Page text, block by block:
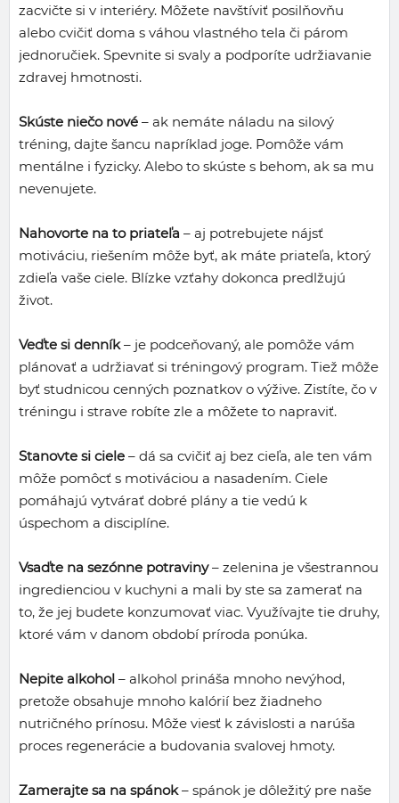
zacvičte si v interiéry. Môžete navštíviť posilňovňu
alebo cvičiť doma s váhou vlastného tela či párom
jednoručiek. Spevnite si svaly a podporíte udržiavanie
zdravej hmotnosti.
Skúste niečo nové – ak nemáte náladu na silový
tréning, dajte šancu napríklad joge. Pomôže vám
mentálne i fyzicky. Alebo to skúste s behom, ak sa mu
nevenujete.
Nahovorte na to priateľa – aj potrebujete nájsť
motiváciu, riešením môže byť, ak máte priateľa, ktorý
zdieľa vaše ciele. Blízke vzťahy dokonca predlžujú
život.
Veďte si denník– je podceňovaný, ale pomôže vám
plánovať a udržiavať si tréningový program. Tiež môže
byť studnicou cenných poznatkov o výžive. Zistíte, čo v
tréningu i strave robíte zle a môžete to napraviť.
Stanovte si ciele – dá sa cvičiť aj bez cieľa, ale ten vám
môže pomôcť s motiváciou a nasadením. Ciele
pomáhajú vytvárať dobré plány a tie vedú k
úspechom a disciplíne.
Vsaďte na sezónne potraviny– zelenina je všestrannou
ingredienciou v kuchyni a mali by ste sa zamerať na
to, že jej budete konzumovať viac. Využívajte tie druhy,
ktoré vám v danom období príroda ponúka.
Nepite alkohol – alkohol prináša mnoho nevýhod,
pretože obsahuje mnoho kalórií bez žiadneho
nutričného prínosu. Môže viesť k závislosti a narúša
proces regenerácie a budovania svalovej hmoty.
Zamerajte sa na spánok– spánok je dôležitý pre naše